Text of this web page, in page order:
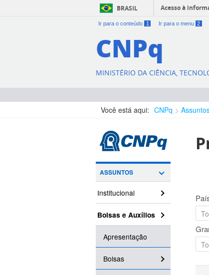
BRASIL Acesso à
Ir para o conteúdo 1 Ir para o menu 2
CNPq
MINISTÉRIO DA CIÊNCIA,
Você está aqui: CNPq
ASSUNTOS
Institucional
Bolsas e Auxílios
Apresentação
Bolsas